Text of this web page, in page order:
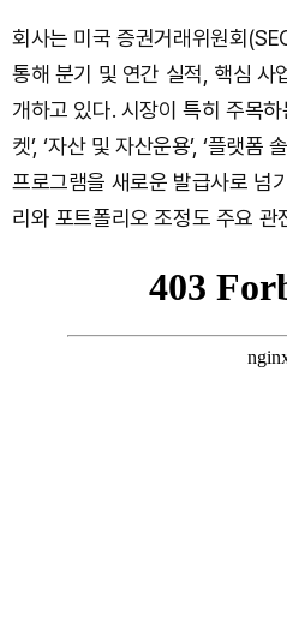
회사는 미국 증권거래위원회
통해 분기 및 연간 실적, 핵심 사
개하고 있다. 시장이 특히 주목
켓’, ‘자산 및 자산운용’, ‘플랫폼
프로그램을 새로운 발급사로 넘
리와 포트폴리오 조정도 주요 관